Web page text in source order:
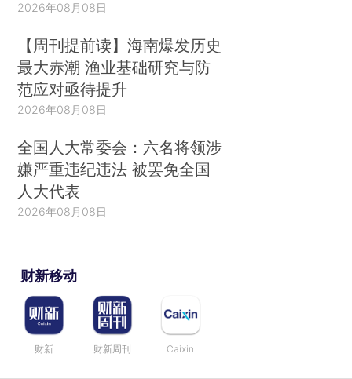
2026年08月08日
【周刊提前读】海南爆发历史
最大赤潮 渔业基础研究与防
范应对亟待提升
2026年08月08日
全国人大常委会：六名将领涉
嫌严重违纪违法 被罢免全国
人大代表
2026年08月08日
财新移动
财新 财新周刊 Caixin